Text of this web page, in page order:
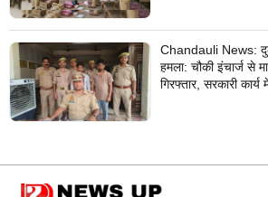
Chandauli News:
हमला: चौकी इंचार्ज से
गिरफ्तार, सरकारी कार्य